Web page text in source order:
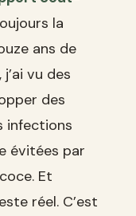
la
ans de
vu des
des
infections
évitées par
Et
réel. C’est